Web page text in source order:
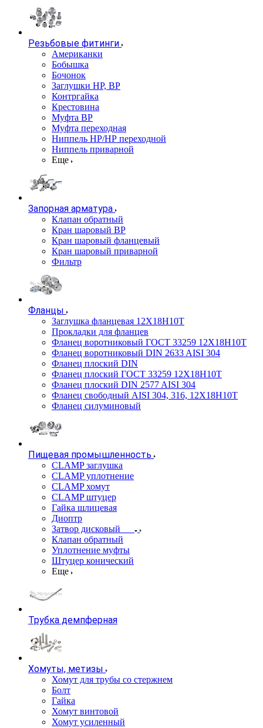
Резьбовые фитинги
Американки
Бобышка
Бочонок
Заглушки НР, ВР
Контргайка
Крестовина
Муфта ВР
Муфта переходная
Ниппель НР/НР переходной
Ниппель приварной
Еще
Запорная арматура
Клапан обратный
Кран шаровый ВР
Кран шаровый фланцевый
Кран шаровый приварной
Фильтр
Фланцы
Заглушка фланцевая 12Х18Н10Т
Прокладки для фланцев
Фланец воротниковый ГОСТ 33259 12Х18Н10Т
Фланец воротниковый DIN 2633 AISI 304
Фланец плоский DIN
Фланец плоский ГОСТ 33259 12Х18Н10Т
Фланец плоский DIN 2577 AISI 304
Фланец свободный AISI 304, 316, 12Х18Н10Т
Фланец силуминовый
Пищевая промышленность
CLAMP заглушка
CLAMP уплотнение
CLAMP хомут
CLAMP штуцер
Гайка шлицевая
Диоптр
Затвор дисковый
Клапан обратный
Уплотнение муфты
Штуцер конический
Еще
Трубка демпферная
Хомуты, метизы
Хомут для трубы со стержнем
Болт
Гайка
Хомут винтовой
Хомут усиленный